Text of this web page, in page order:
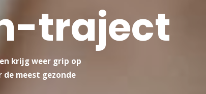
traject
krijg weer grip op
meest gezonde